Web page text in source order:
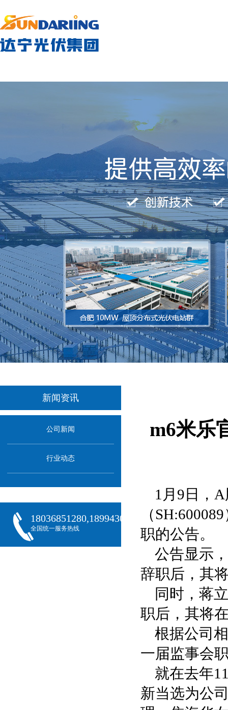
新闻资讯
公司新闻
行业动态
18036851280,18994301288,18068407382
全国统一服务热线
m6米乐
1月9日，
（
职的公告。
公告显示
辞职后，其
同时，蒋
职后，其将
根据公司
一届监事会
就在去年
新当选为公